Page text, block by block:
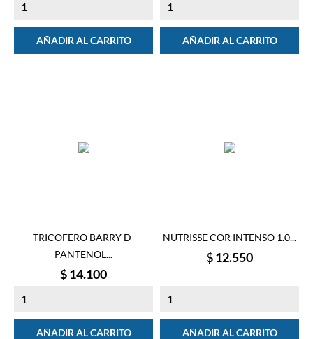
AÑADIR AL CARRITO AÑADIR AL CARRITO
TRICOFERO BARRY D-
PANTENOL...
Precio
$ 14.100
AÑADIR AL CARRITO
NUTRISSE COR INTENSO 1.0...
Precio
$ 12.550
AÑADIR AL CARRITO